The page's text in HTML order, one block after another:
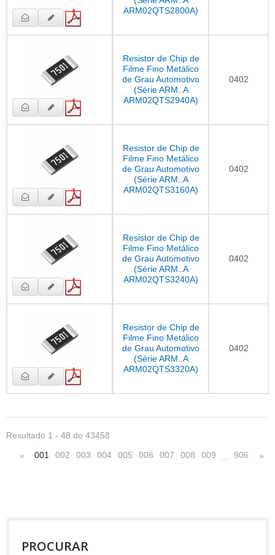
ARM02QTS2800A)
Resistor de Chip de
Filme Fino Metálico
de Grau Automotivo
(Série ARM..A
ARM02QTS2940A)
0402
Resistor de Chip de
Filme Fino Metálico
de Grau Automotivo
(Série ARM..A
ARM02QTS3160A)
0402
Resistor de Chip de
Filme Fino Metálico
de Grau Automotivo
(Série ARM..A
ARM02QTS3240A)
0402
Resistor de Chip de
Filme Fino Metálico
de Grau Automotivo
(Série ARM..A
ARM02QTS3320A)
0402
Resultado 1 - 48 do 43458
« 001 002 003 004 005 006 007 008 009 906 »
PROCURAR